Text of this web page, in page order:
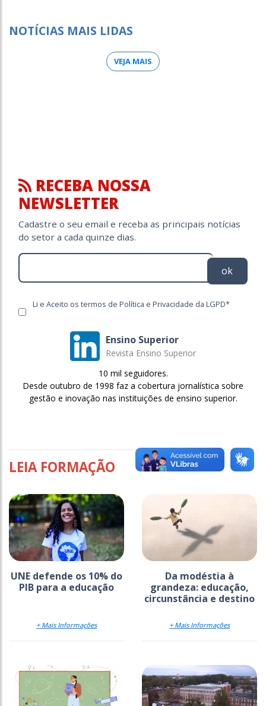
NOTÍCIAS MAIS LIDAS
VEJA MAIS
RECEBA NOSSA
NEWSLETTER
Cadastre o seu email e receba as principais notícias
do setor a cada quinze dias.
ok
Li e Aceito os termos de Política e Privacidade da LGPD*
Ensino Superior
Revista Ensino Superior
10 mil seguidores.
Desde outubro de 1998 faz a cobertura jornalística sobre
gestão e inovação nas instituições de ensino superior.
LEIA FORMAÇÃO
UNE defende os 10% do
PIB para a educação
+ Mais Informações
Da modéstia à
grandeza: educação,
circunstância e destino
+ Mais Informações